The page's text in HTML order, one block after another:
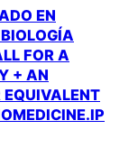
EN
FOR A
+ AN
EQUIVALENT